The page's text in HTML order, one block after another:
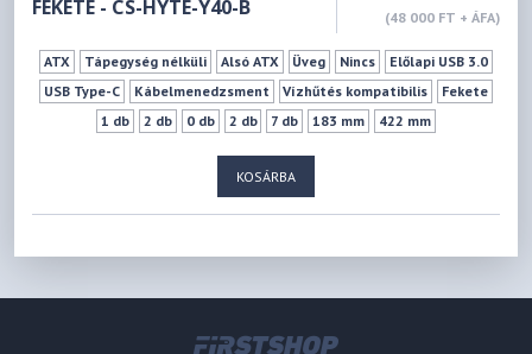
FEKETE - CS-HYTE-Y40-B
(48 000 FT + ÁFA)
ATX Tápegység nélküli Alsó ATX Üveg Nincs
Előlapi USB 3.0
USB Type-C
Kábelmenedzsment Vízhűtés kompatibilis
Fekete
1 db
2 db 0 db 2 db 7 db 183 mm 422 mm
KOSÁRBA